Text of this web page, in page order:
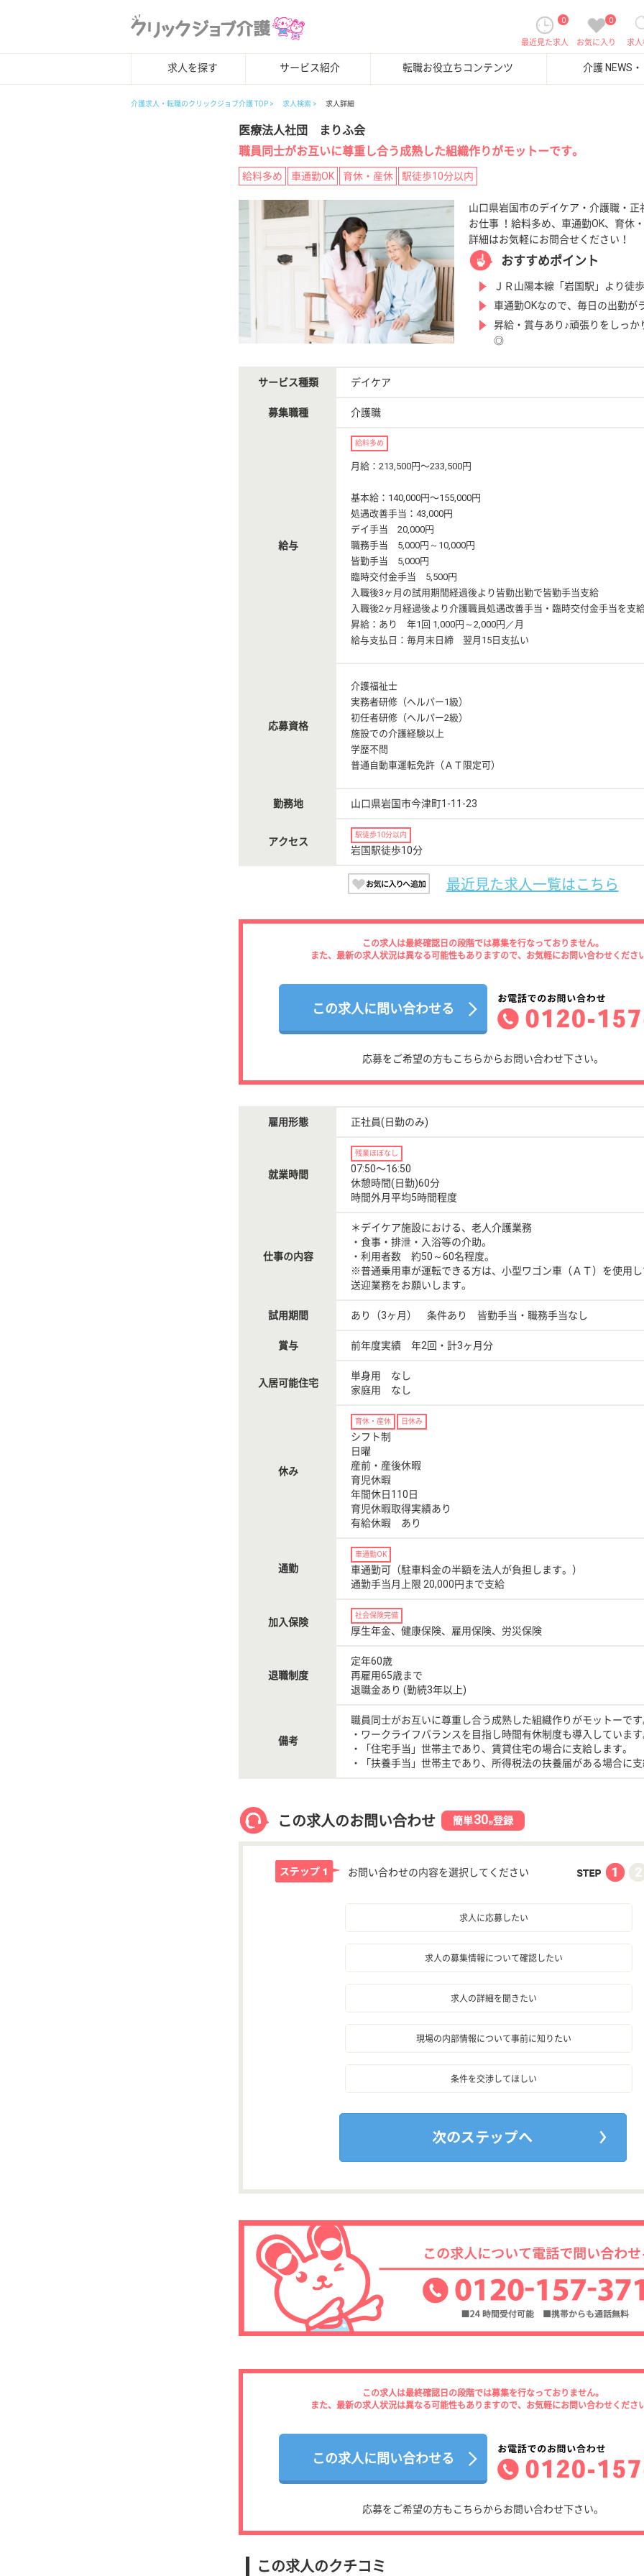
求
0
お気に入り
0
最近見た求人
求人を探す サービス紹介 転職お役立ちコンテンツ 介護 NEWS
介護求人・転職のクリックジョブ介護 TOP 求人検索 求人詳細
医療法人社団 まりふ会
職員同士がお互いに尊重し合う成熟した組織作りがモットーです。
給料多め 車通勤OK 育休・産休 駅徒歩10分以内
山口県岩国市のデイケア・介護職・正
お仕事 ！給料多め、車通勤OK、育休
詳細はお気軽にお問合せください！
おすすめポイント
ＪＲ山陽本線「岩国駅」より徒
車通勤OKなので、毎日の出勤が
昇給・賞与あり♪頑張りをしっか
◎
サービス種類 デイケア
募集職種 介護職
給与
給料多め
月給：213,500円〜233,500円
基本給：140,000円〜155,000円
処遇改善手当：43,000円
デイ手当 20,000円
職務手当 5,000円～10,000円
皆勤手当 5,000円
臨時交付金手当 5,500円
入職後3ヶ月の試用期間経過後より皆勤出勤で皆勤手当支給
入職後2ヶ月経過後より介護職員処遇改善手当・臨時交付金手当を支
昇給：あり 年1回 1,000円～2,000円／月
給与支払日：毎月末日締 翌月15日支払い
応募資格
介護福祉士
実務者研修（ヘルパー1級）
初任者研修（ヘルパー2級）
施設での介護経験以上
学歴不問
普通自動車運転免許（ＡＴ限定可）
勤務地 山口県岩国市今津町1-11-23
アクセス
駅徒歩10分以内
岩国駅徒歩10分
最近見た求人一覧はこちら
この求人は最終確認日の段階では募集を行なっておりません。
また、最新の求人状況は異なる可能性もありますので、お気軽にお問い合わせくださ
この求人に問い合わせる
応募をご希望の方もこちらからお問い合わせ下さい。
雇用形態 正社員(日勤のみ)
就業時間
残業ほぼなし
07:50〜16:50
休憩時間(日勤)60分
時間外月平均5時間程度
仕事の内容
＊デイケア施設における、老人介護業務
・食事・排泄・入浴等の介助。
・利用者数 約50～60名程度。
※普通乗用車が運転できる方は、小型ワゴン車（ＡＴ）を使用
送迎業務をお願いします。
試用期間 あり（3ヶ月） 条件あり 皆勤手当・職務手当なし
賞与 前年度実績 年2回・計3ヶ月分
入居可能住宅
単身用 なし
家庭用 なし
休み
育休・産休 日休み
シフト制
日曜
産前・産後休暇
育児休暇
年間休日110日
育児休暇取得実績あり
有給休暇 あり
通勤
車通勤OK
車通勤可（駐車料金の半額を法人が負担します。）
通勤手当月上限 20,000円まで支給
加入保険
社会保険完備
厚生年金、健康保険、雇用保険、労災保険
退職制度
定年60歳
再雇用65歳まで
退職金あり (勤続3年以上)
備考
職員同士がお互いに尊重し合う成熟した組織作りがモットーで
・ワークライフバランスを目指し時間有休制度も導入していま
・「住宅手当」世帯主であり、賃貸住宅の場合に支給します。
・「扶養手当」世帯主であり、所得税法の扶養届がある場合に
この求人のお問い合わせ 簡単30秒登録
お問い合わせの内容を選択してください
求人に応募したい
求人の募集情報について確認したい
求人の詳細を聞きたい
現場の内部情報について事前に知りたい
条件を交渉してほしい
この求人は最終確認日の段階では募集を行なっておりません。
また、最新の求人状況は異なる可能性もありますので、お気軽にお問い合わせくださ
この求人に問い合わせる
応募をご希望の方もこちらからお問い合わせ下さい。
この求人のクチコミ